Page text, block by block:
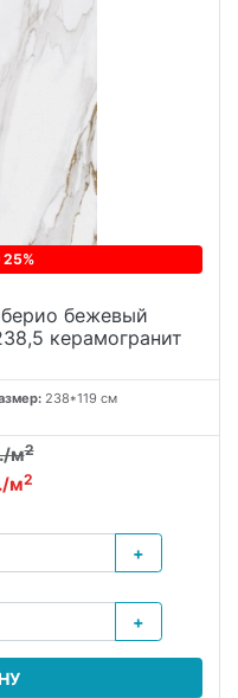
бежевый
керамогранит
238*119 см
м2
м2
+
+